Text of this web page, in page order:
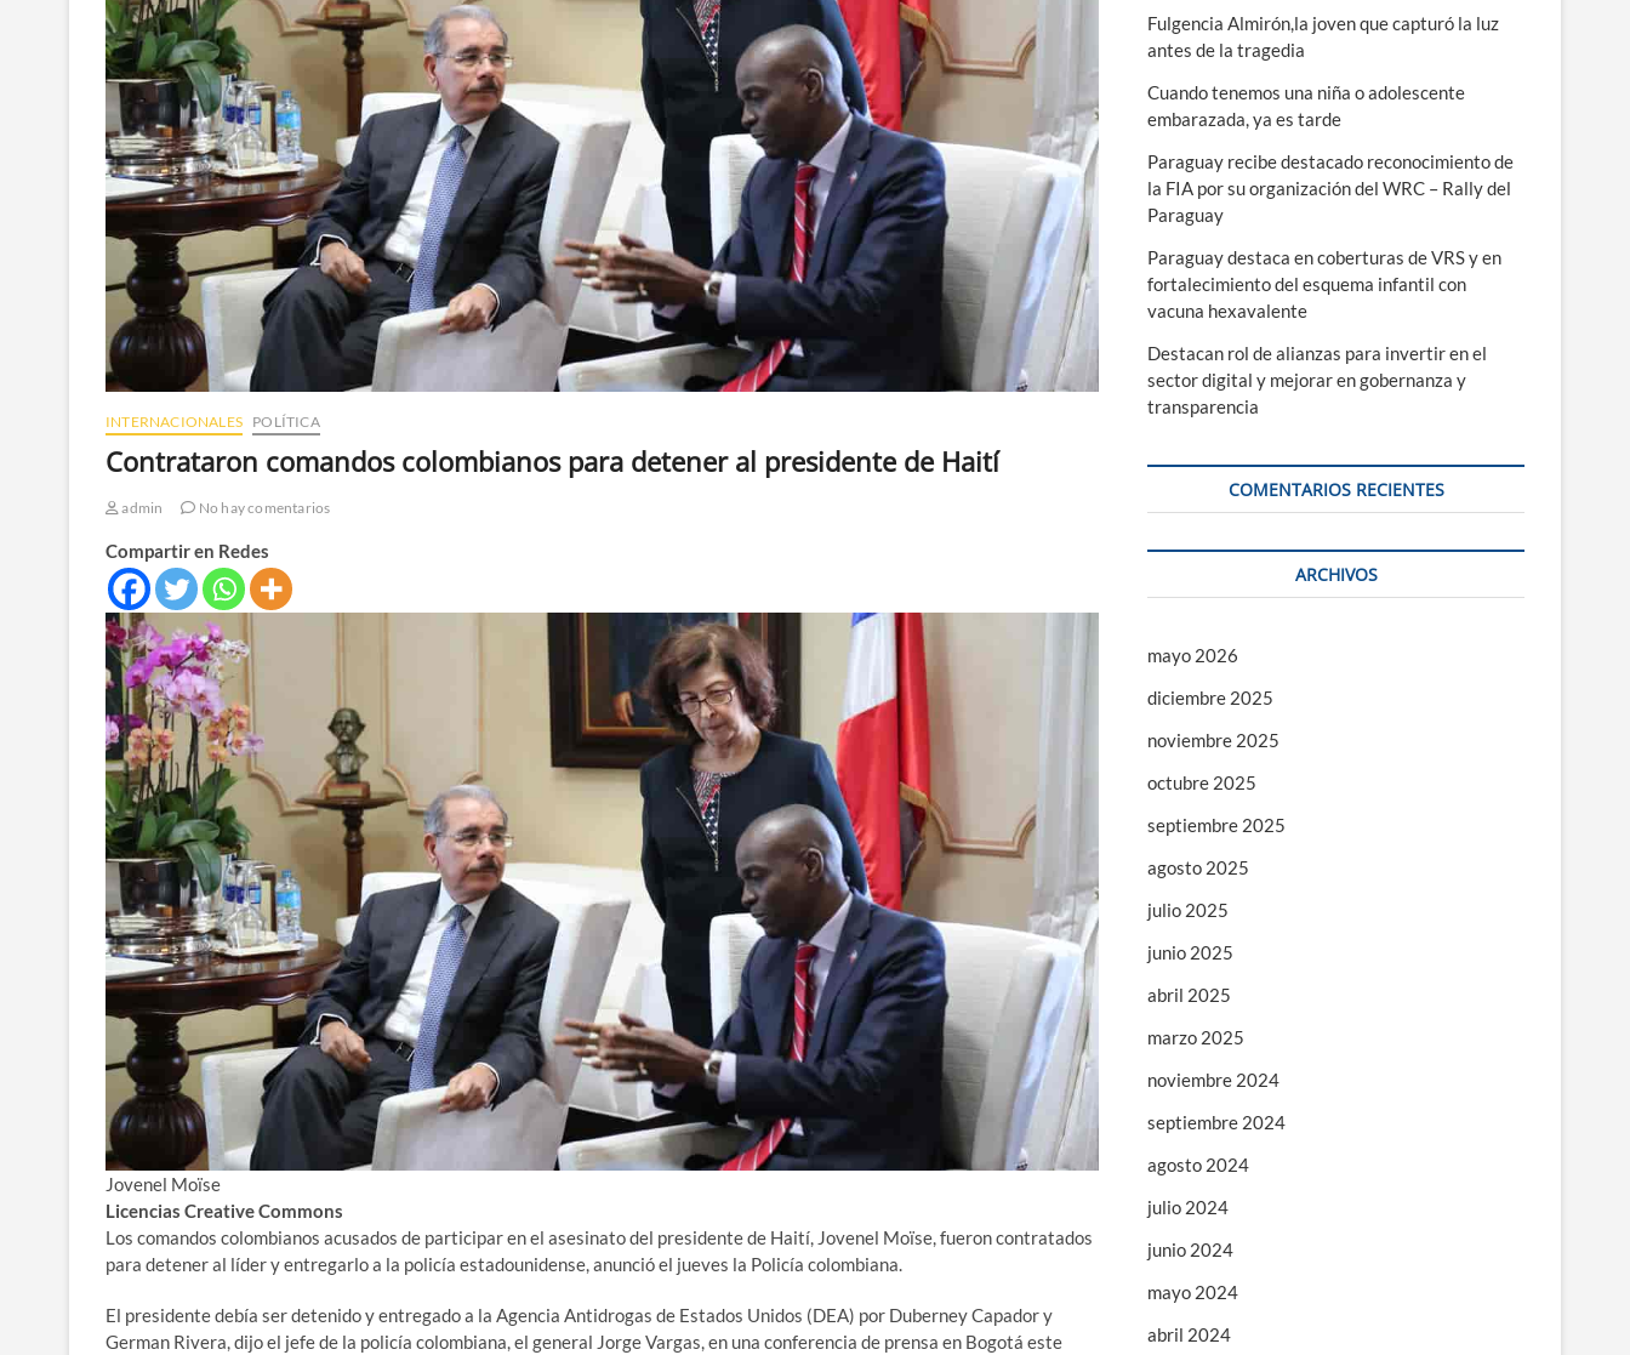
ú
INTERNACIONALES POLÍTICA
Contrataron comandos colombianos para detener al presidente de Haití
admin No hay comentarios
Compartir en Redes
Jovenel Moïse
Licencias Creative Commons
Los comandos colombianos acusados ​​de participar en el asesinato del presidente de Haití, Jovenel Moïse, fueron contratados
para detener al líder y entregarlo a la policía estadounidense, anunció el jueves la Policía colombiana.
El presidente debía ser detenido y entregado a la Agencia Antidrogas de Estados Unidos (DEA) por Duberney Capador y
German Rivera, dijo el jefe de la policía colombiana, el general Jorge Vargas, en una conferencia de prensa en Bogotá este
Fulgencia Almirón,la joven que capturó la luz
antes de la tragedia
Cuando tenemos una niña o adolescente
embarazada, ya es tarde
Paraguay recibe destacado reconocimiento de
la FIA por su organización del WRC – Rally del
Paraguay
Paraguay destaca en coberturas de VRS y en
fortalecimiento del esquema infantil con
vacuna hexavalente
Destacan rol de alianzas para invertir en el
sector digital y mejorar en gobernanza y
transparencia
COMENTARIOS RECIENTES
ARCHIVOS
mayo 2026
diciembre 2025
noviembre 2025
octubre 2025
septiembre 2025
agosto 2025
julio 2025
junio 2025
abril 2025
marzo 2025
noviembre 2024
septiembre 2024
agosto 2024
julio 2024
junio 2024
mayo 2024
abril 2024